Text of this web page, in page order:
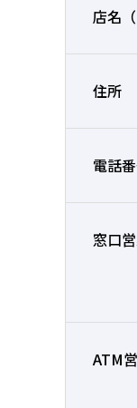
店名
住所
電話
窓口
ATM